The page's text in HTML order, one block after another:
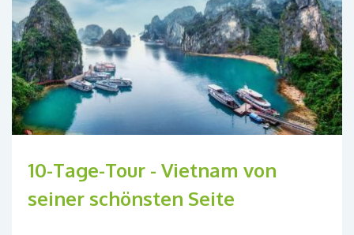
10-Tage-Tour - Vietnam von
seiner schönsten Seite